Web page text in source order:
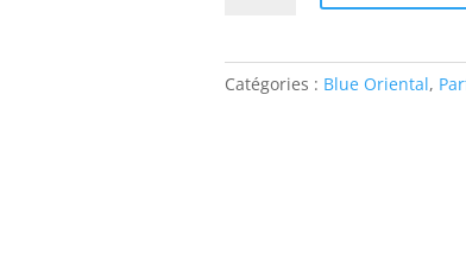
Kasbah
vapo
Catégories : Blue Oriental,